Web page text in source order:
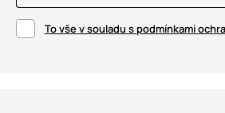
To vše v souladu s podmínkami